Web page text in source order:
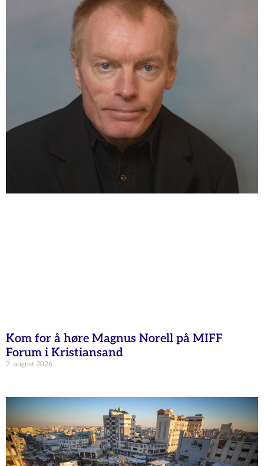
Kom for å høre Magnus Norell på MIFF
Forum i Kristiansand
7. august 2026